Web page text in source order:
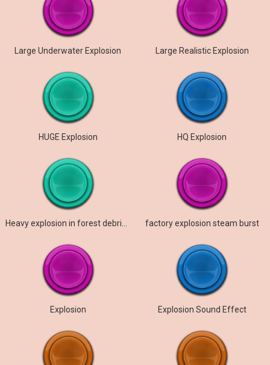
Large Underwater Explosion Large Realistic Explosion
HUGE Explosion HQ Explosion
factory explosion steam burst
Explosion Explosion Sound Effect